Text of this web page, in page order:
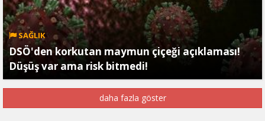
SAĞLIK
DSÖ'den korkutan maymun çiçeği açıklaması!
Düşüş var ama risk bitmedi!
daha fazla göster